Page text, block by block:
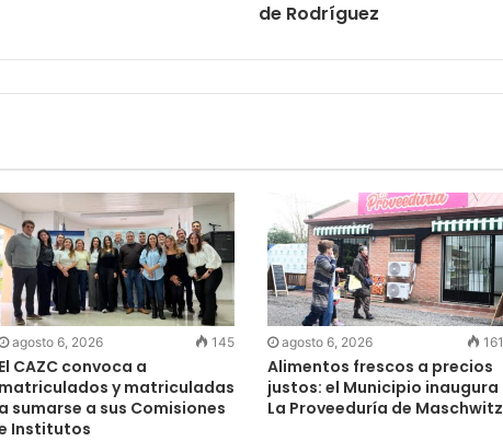
de Rodríguez
agosto 6, 2026 145
El CAZC convoca a
matriculados y matriculadas
a sumarse a sus Comisiones
Institutos
agosto 6, 2026 161
Alimentos frescos a precios
justos: el Municipio inaugura
La Proveeduría de Maschwitz